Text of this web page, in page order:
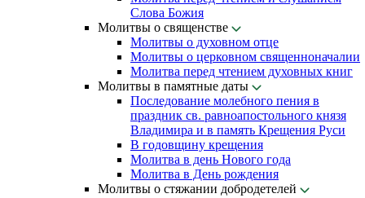
Слова Божия
Молитвы о священстве
Молитвы о духовном отце
Молитвы о церковном священноначалии
Молитва перед чтением духовных книг
Молитвы в памятные даты
Последование молебного пения в
праздник св. равноапостольного князя
Владимира и в память Крещения Руси
В годовщину крещения
Молитва в день Нового года
Молитва в День рождения
Молитвы о стяжании добродетелей